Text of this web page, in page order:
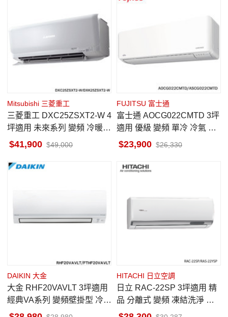
Mitsubishi 三菱重工
三菱重工 DXC25ZSXT2-W 4
坪適用 未來系列 變頻 冷暖
冷氣 DXK25ZSXT2-W
41,900 49,000
FUJITSU 富士通
富士通 AOCG022CMTD 3坪
適用 優級 變頻 單冷 冷氣 AS
CG022CMTD
23,900 26,330
DAIKIN 大金
大金 RHF20VAVLT 3坪適用
經典VA系列 變頻壁掛型 冷暖
空調 FTHF20VAVLT
HITACHI 日立空調
日立 RAC-22SP 3坪適用 精
品 分離式 變頻 凍結洗淨 冷
專 冷氣 RAS-22YSP